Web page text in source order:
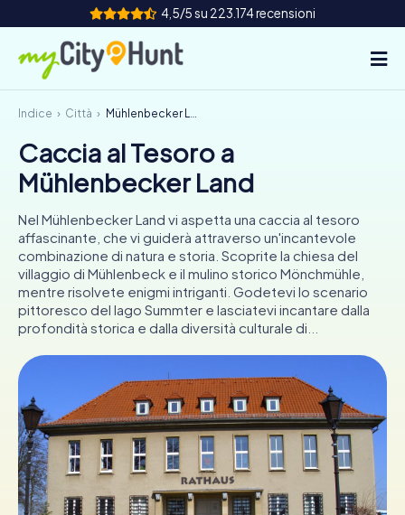
4,5/5 su 223.174 recensioni
Come funziona
Città
Team Building
Biglietti
INT AT CH
DE
ES
FR UK
IE
NL
Prenota Biglietti
Indice Città Mühlenbecker Land
Caccia al Tesoro a
Mühlenbecker Land
Nel Mühlenbecker Land vi aspetta una caccia al tesoro
affascinante, che vi guiderà attraverso un'incantevole
combinazione di natura e storia. Scoprite la chiesa del
villaggio di Mühlenbeck e il mulino storico Mönchmühle,
mentre risolvete enigmi intriganti. Godetevi lo scenario
pittoresco del lago Summter e lasciatevi incantare dalla
profondità storica e dalla diversità culturale di...